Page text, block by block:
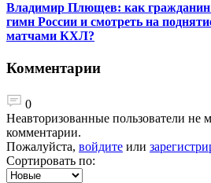
Владимир Плющев: как гражданин
гимн России и смотреть на
матчами КХЛ?
Комментарии
0
Неавторизованные пользователи не
комментарии.
Пожалуйста, войдите или
Сортировать по: